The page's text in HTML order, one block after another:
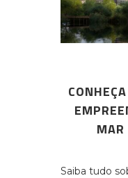
MAR
Saiba tudo